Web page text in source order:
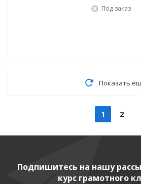
Под заказ
Показать
1 2
Подпишитесь на нашу
курс грамотного